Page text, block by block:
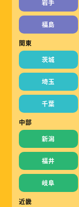
岩手
福島
関東
茨城
埼玉
千葉
中部
新潟
福井
岐阜
近畿